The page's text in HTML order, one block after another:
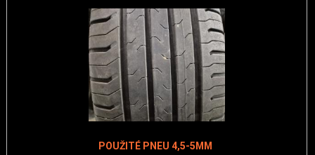
POUŽITÉ PNEU 4,5-5MM